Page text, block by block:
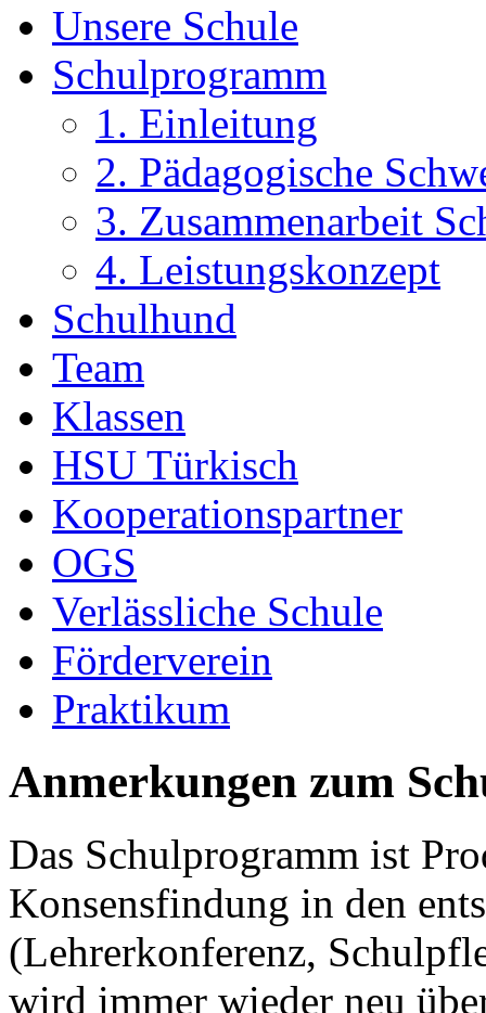
Unsere Schule
Schulprogramm
1. Einleitung
2. Pädagogische
3. Zusammenarbeit
4. Leistungskonzept
Schulhund
Team
Klassen
HSU Türkisch
Kooperationspartner
OGS
Verlässliche Schule
Förderverein
Praktikum
Anmerkungen zum
Das Schulprogramm ist
Konsensfindung in den
(Lehrerkonferenz,
wird immer wieder neu